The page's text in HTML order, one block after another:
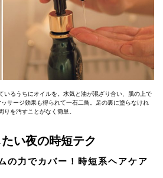
いるうちにオイルを。水気と油が混ざり合い、肌の上で
サージ効果も得られて一石二鳥。足の裏に塗らなけれ
りを汚すことがなく簡単。
い夜の時短テク
の力でカバー！時短系ヘアケア